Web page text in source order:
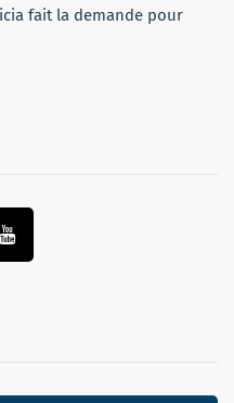
fait la demande pour